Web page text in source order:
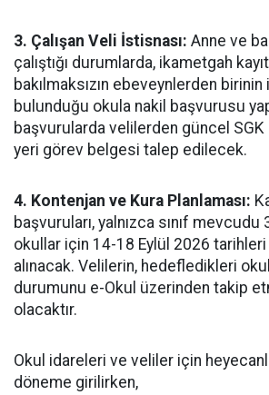
3. Çalışan Veli İstisnası: Anne ve
çalıştığı durumlarda, ikametgah
bakılmaksızın ebeveynlerden
bulunduğu okula nakil başvurusu
başvurularda velilerden güncel
yeri görev belgesi talep edilecek.
4. Kontenjan ve Kura Planlaması:
başvuruları, yalnızca sınıf mevcudu
okullar için 14-18 Eylül 2026 tarihleri
alınacak. Velilerin, hedefledikleri
durumunu e-Okul üzerinden takip
olacaktır.
Okul idareleri ve veliler için
döneme girilirken,